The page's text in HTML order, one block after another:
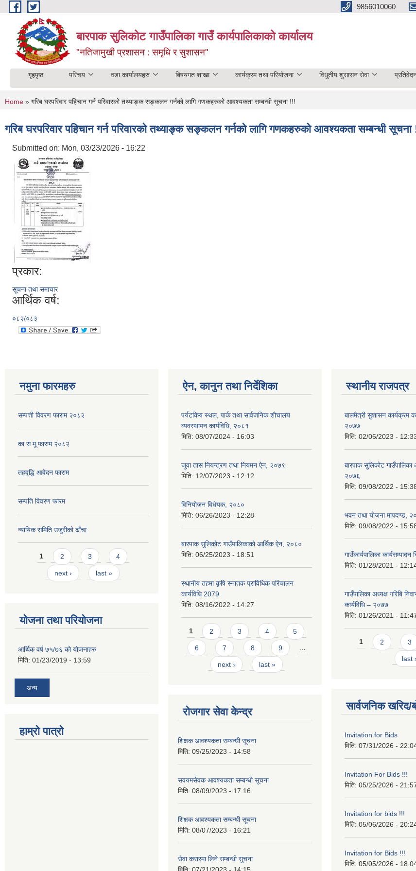
Skip to main content 9856010060
बारपाक सुलिकोट गाउँपालिका गाउँ कार्यपालिकाको कार्यालय
"नतिजामुखी प्रशासन : समृधि र सुशासन"
गृहपृष्ठ परिचय वडा कार्यालयहरु बिषयगत शाखा कार्यक्रम तथा परियोजना विधुतीय शुसासन सेवा
You are here
Home » गरिब घरपरिवार पहिचान गर्न परिवारको तथ्याङ्क सङ्कलन गर्नको लागि गणकहरुको आवश्यकता सम्बन्धी सूचना !!!
गरिब घरपरिवार पहिचान गर्न परिवारको तथ्याङ्क सङ्कलन गर्नको लागि गणकहरुको आवश्यकता सम्बन्धी
Submitted on: Mon, 03/23/2026 - 16:22
प्रकार:
सूचना तथा समाचार
आर्थिक वर्ष:
०८२/०८३
नमुना फारमहरु
सम्पत्ती विवरण फाराम २०८२
का स मू फाराम २०८२
तहवृद्धि आवेदन फाराम
सम्पति विवरण फारम
न्यायिक समिति उजुरीको ढाँचा
Pages
1 2 3 4
next › last »
योजना तथा परियोजना
आर्थिक वर्ष ७५/७६ को योजनाहरु
मिति: 01/23/2019 - 13:59
अन्य
हाम्रो पात्रो
ऐन, कानुन तथा निर्देशिका
पर्यटकिय स्थल, पार्क तथा सार्वजनिक शौचालय
व्यवस्थापन कार्यविधि, २०८१
मिति: 08/07/2024 - 16:03
जुवा तास नियन्त्रण तथा नियमन ऐन, २०७९
मिति: 12/07/2023 - 12:12
विनियोजन विधेयक, २०८०
मिति: 06/26/2023 - 12:28
बारपाक सुलिकोट गाउँपालिकाको आर्थिक ऐन, २०८०
मिति: 06/25/2023 - 18:51
स्थानीय तहमा कृषि स्नातक प्राविधिक परिचालन
कार्यविधि 2079
मिति: 08/16/2022 - 14:27
Pages
1 2 3 4 5
6 7 8 9 …
next › last »
रोजगार सेवा केन्द्र
शिक्षक आवश्यकता सम्बन्धी सूचना
मिति: 09/25/2023 - 14:58
सवयमसेवक आवश्यकता सम्बन्धी सूचना
मिति: 08/09/2023 - 17:16
शिक्षक आवश्यकता सम्बन्धी सूचना
मिति: 08/07/2023 - 16:21
सेवा करारमा लिने सम्बन्धी सुचना
स्थानीय राजपत्र
बालमैत्री सुशासन कार्यक्रम
२०७७
मिति: 02/06/2023 -
बारपाक सुलिकोट गाउँपालिका
२०७६
मिति: 09/08/2022 -
भवन तथा योजना मापदण्ड,
मिति: 09/08/2022 -
गाउँकार्यपालिका
मिति: 01/28/2021 -
गाउँपालिका अध्यक्ष गरिबि
कार्यविधि – २०७७
मिति: 01/26/2021 -
Pages
1 2 3
last
सार्वजनिक
Invitation for Bids
मिति: 07/31/2026 -
Invitation For Bids !!!
मिति: 05/25/2026 -
Invitation for bids !!!
मिति: 05/06/2026 -
Invitation for Bids !!!
मिति: 05/05/2026 -